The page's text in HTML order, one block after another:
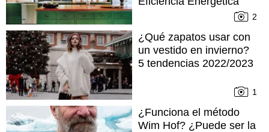
2
¿Qué zapatos usar con
un vestido en invierno?
5 tendencias 2022/2023
1
¿Funciona el método
Wim Hof? ¿Puede ser la